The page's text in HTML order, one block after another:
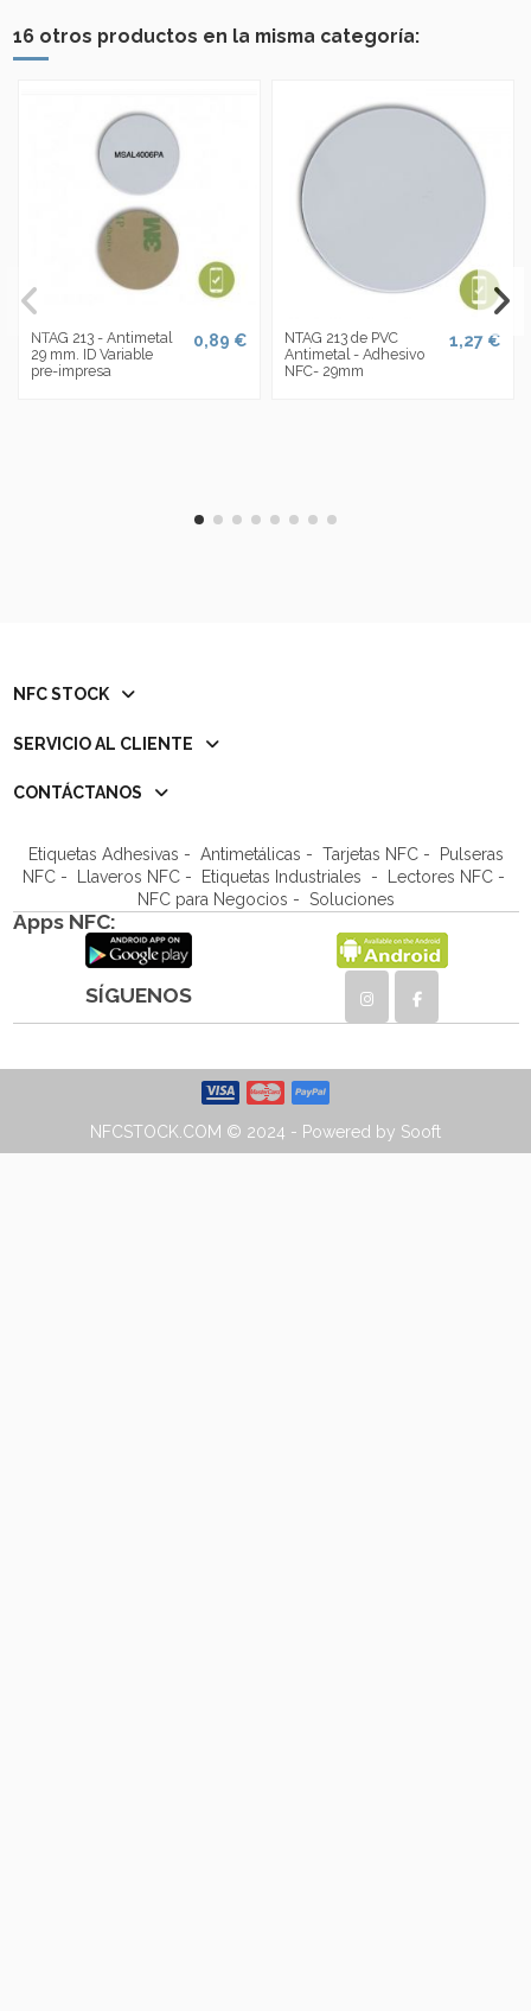
16 otros productos en la misma categoría:
NTAG 213 - Antimetal
29 mm. ID Variable
pre-impresa
0,89 €
NTAG 213 de PVC
Antimetal - Adhesivo
NFC- 29mm
1,27 €
NFC STOCK
SERVICIO AL CLIENTE
CONTÁCTANOS
Etiquetas Adhesivas - Antimetálicas - Tarjetas NFC-
Pulseras
NFC- Llaveros NFC- Etiquetas Industriales - Lectores NFC-
NFC para Negocios - Soluciones
Apps NFC:
SÍGUENOS
NFCSTOCK.COM © 2024 - Powered by Sooft